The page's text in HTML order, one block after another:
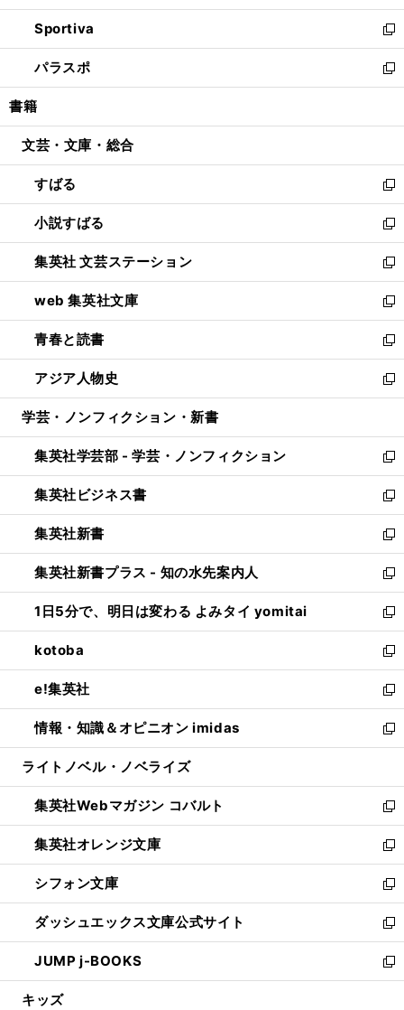
開
く
ン
ド
ウ
で
開
ウ
ィ
ン
ド
ウ
開
し
い
ウ
ィ
ン
ウ
開
く
Sportiva
新
し
い
ウ
ン
ウ
で
開
く
パラスポ
新
し
ウ
ン
ド
ウ
で
開
く
書籍
文芸・文庫・総合
すばる
新
し
い
ウ
ィ
ン
ド
ウ
で
開
く
小説すばる
新
し
い
ウ
ィ
ン
ド
ウ
で
開
集英社 文芸ステーション
新
し
い
ウ
ィ
ン
ド
ウ
開
く
web 集英社文庫
新
し
い
ウ
ィ
ン
ウ
で
開
く
青春と読書
新
し
い
ウ
ン
ド
ウ
で
開
く
アジア人物史
新
し
ウ
ィ
ン
ド
ウ
で
開
く
学芸・ノンフィクション・新書
集英社学芸部 - 学芸・ノンフィクション
新
し
い
ウ
ィ
ン
ド
ウ
で
開
く
集英社ビジネス書
新
し
い
ウ
ィ
ン
ド
ウ
で
開
く
集英社新書
新
し
い
ウ
ィ
ン
ド
ウ
で
開
く
集英社新書プラス - 知の水先案内人
新
し
い
ウ
ィ
ン
ド
ウ
で
開
1日5分で、明日は変わる よみタイ yomitai
新
し
い
ウ
ィ
ン
ド
ウ
開
く
kotoba
新
し
い
ウ
ィ
ン
ウ
で
開
く
e!集英社
新
し
い
ウ
ン
ド
ウ
で
開
く
情報・知識＆オピニオン imidas
新
し
ウ
ィ
ン
ド
ウ
で
開
く
ライトノベル・ノベライズ
集英社Webマガジン コバルト
新
し
い
ウ
ィ
ン
ド
ウ
で
開
集英社オレンジ文庫
新
し
い
ウ
ィ
ン
ド
ウ
シフォン文庫
新
し
い
ウ
ィ
ン
ダッシュエックス文庫公式サイト
新
し
い
ウ
JUMP j-BOOKS
新
し
キッズ